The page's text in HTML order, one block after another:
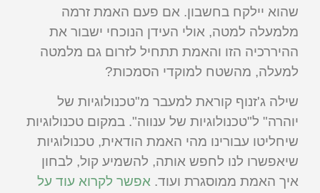
שהוא יילקח בחשבון. אם פעם האמת זרמה
מלמעלה למטה, אולי העידן הנוכחי ישבור את
ההיררכיה הזו והאמת תתחיל לזרום גם מלמטה
למעלה, מהשטח למוקדי הסמכות?
שילה ג'זנוף קוראת למעבר מ"טכנולוגיות של
יוהרה" ל"טכנולוגיות של ענווה". במקום טכנולוגיות
שיחליטו עבורינו מהי האמת הודאית, טכנולוגיות
שיאפשרו לנו לחפש אותה, להשמיע קול, לבחון
איך האמת ממוסגרת ועוד. אפשר לקרוא עוד על